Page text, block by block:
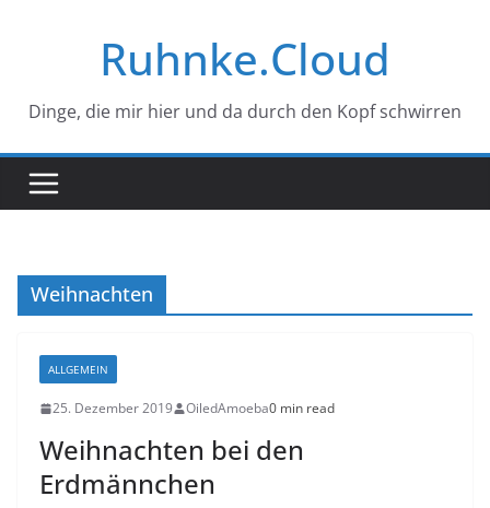
Ruhnke.Cloud
Dinge, die mir hier und da durch den Kopf schwirren
Weihnachten
ALLGEMEIN
25. Dezember 2019 OiledAmoeba0 min read
Weihnachten bei den
Erdmännchen